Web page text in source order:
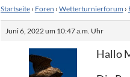
Startseite › Foren › Wetterturnierforum ›
Juni 6, 2022 um 10:47 a.m. Uhr
Hallo